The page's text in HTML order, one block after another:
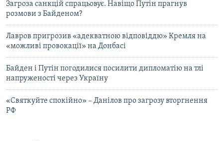
Загроза санкцій спрацьовує. Навіщо Путін прагнув
розмови з Байденом?
Лавров пригрозив «адекватною відповіддю» Кремля на
«можливі провокації» на Донбасі
Байден і Путін погодилися посилити дипломатію на тлі
напруженості через Україну
«Святкуйте спокійно» – Данілов про загрозу вторгнення
РФ